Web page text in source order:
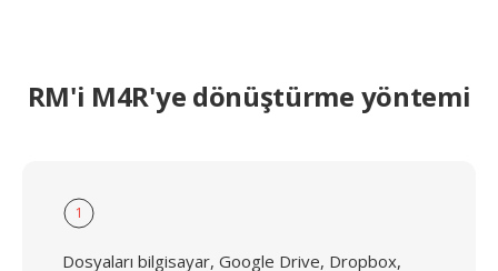
RM'i M4R'ye dönüştürme yöntemi
1
Dosyaları bilgisayar, Google Drive, Dropbox,